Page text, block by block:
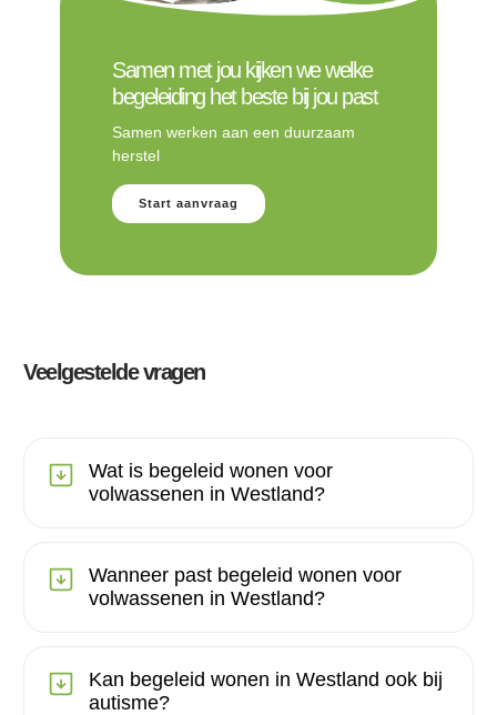
Samen met jou kijken we welke
begeleiding het beste bij jou past
Samen werken aan een duurzaam
herstel
Start aanvraag
Veelgestelde vragen
Wat is begeleid wonen voor
volwassenen in Westland?
Wanneer past begeleid wonen voor
volwassenen in Westland?
Kan begeleid wonen in Westland ook bij
autisme?